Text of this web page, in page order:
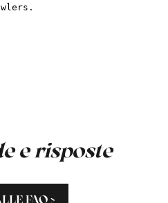
e risposte
FAQ >